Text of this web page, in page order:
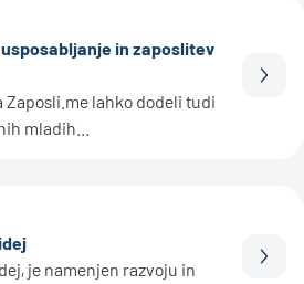
in zaposlitev
Zaposli.me lahko dodeli tudi
mladih...
je namenjen razvoju in